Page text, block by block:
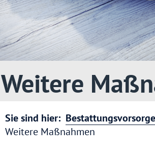
Weitere
Sie sind hier: Bestattungsvorsorge
Weitere Maßnahmen